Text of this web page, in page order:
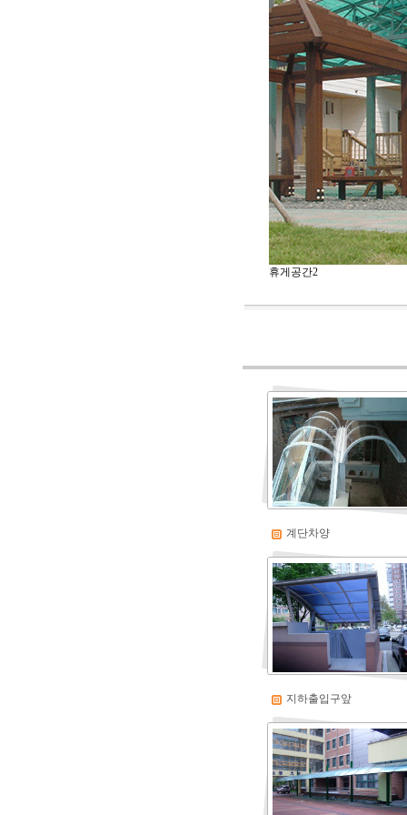
휴게공간2
계단차양
지하출입구앞